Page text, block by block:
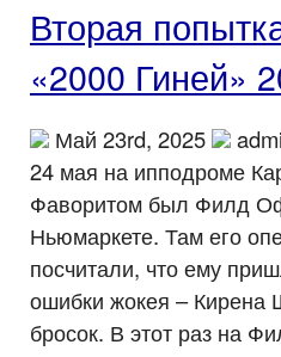
Вторая
«2000 Гиней»
Май 23rd, 2025
24 мая на ипподроме
Фаворитом был Филд
Ньюмаркете. Там его
посчитали, что ему
ошибки жокея – Кирена
бросок. В этот раз на